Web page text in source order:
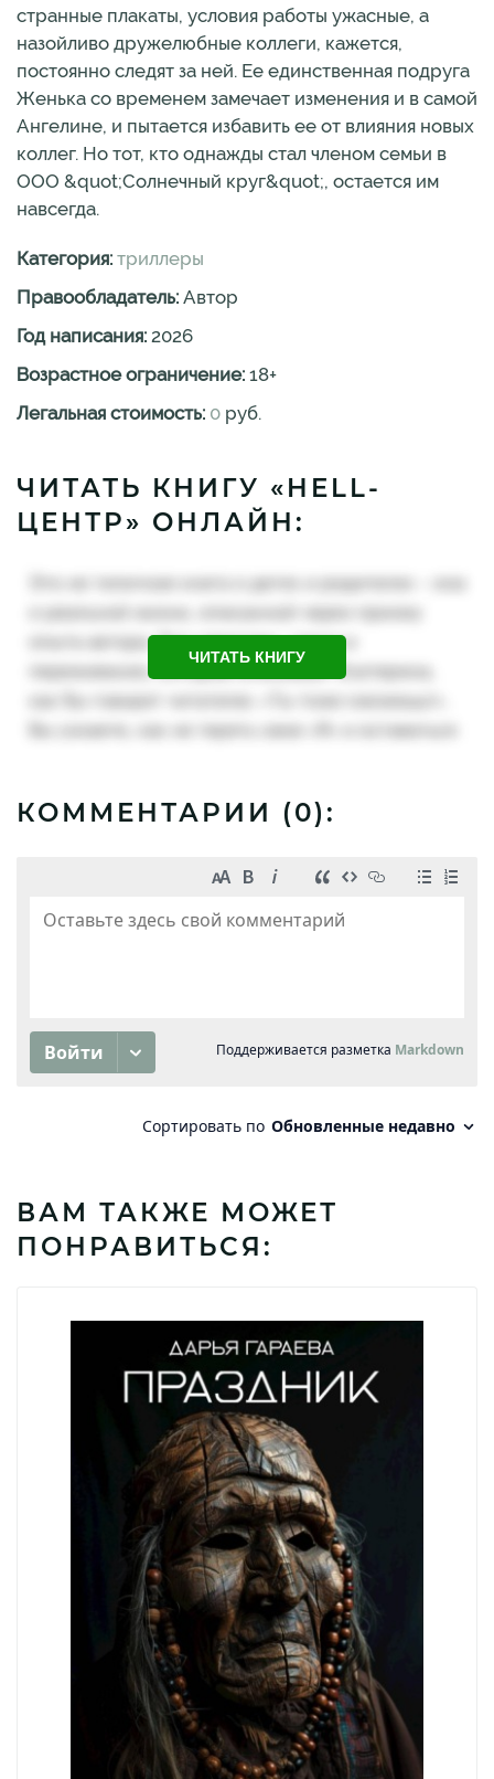
странные плакаты, условия работы ужасные, а
назойливо дружелюбные коллеги, кажется,
постоянно следят за ней. Ее единственная подруга
Женька со временем замечает изменения и в самой
Ангелине, и пытается избавить ее от влияния новых
коллег. Но тот, кто однажды стал членом семьи в
ООО &quot;Солнечный круг&quot;, остается им
навсегда.
Категория: триллеры
Правообладатель: Автор
Год написания: 2026
Возрастное ограничение: 18+
Легальная стоимость: 0 руб.
ЧИТАТЬ КНИГУ «HELL-
ЦЕНТР» ОНЛАЙН:
ЧИТАТЬ КНИГУ
КОММЕНТАРИИ (0):
ВАМ ТАКЖЕ МОЖЕТ
ПОНРАВИТЬСЯ: